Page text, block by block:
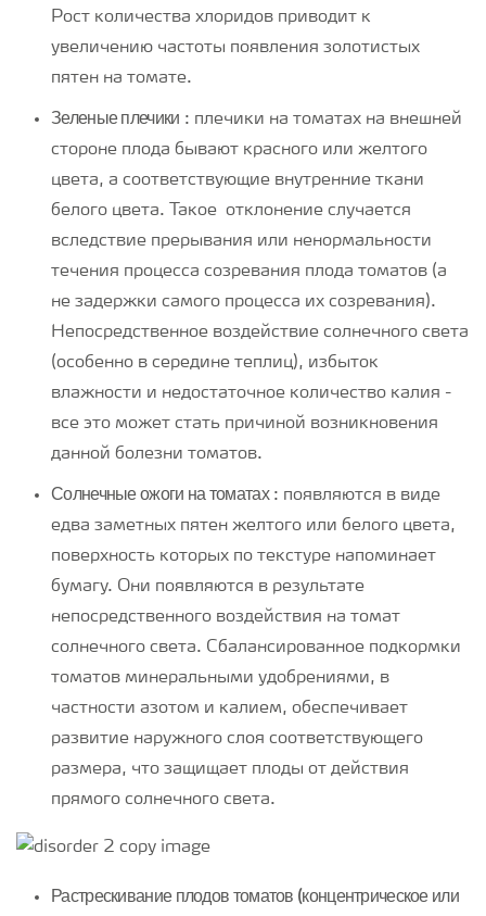
Рост количества хлоридов приводит к
увеличению частоты появления золотистых
пятен на томате.
Зеленые плечики : плечики на томатах на внешней
стороне плода бывают красного или желтого
цвета, а соответствующие внутренние ткани
белого цвета. Такое отклонение случается
вследствие прерывания или ненормальности
течения процесса созревания плода томатов (а
не задержки самого процесса их созревания).
Непосредственное воздействие солнечного света
(особенно в середине теплиц), избыток
влажности и недостаточное количество калия -
все это может стать причиной возникновения
данной болезни томатов.
Солнечные ожоги на томатах: появляются в виде
едва заметных пятен желтого или белого цвета,
поверхность которых по текстуре напоминает
бумагу. Они появляются в результате
непосредственного воздействия на томат
солнечного света. Сбалансированное подкормки
томатов минеральными удобрениями, в
частности азотом и калием, обеспечивает
развитие наружного слоя соответствующего
размера, что защищает плоды от действия
прямого солнечного света.
Растрескивание плодов томатов (концентрическое или